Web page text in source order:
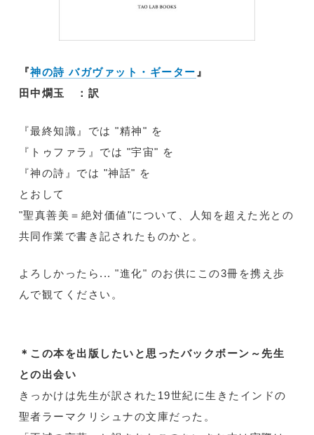
『神の詩 バガヴァット・ギーター 』
田中燗玉 ：訳
『最終知識』では "精神" を
『トゥファラ』では "宇宙" を
『神の詩』では "神話" を
とおして
"聖真善美＝絶対価値"について、人知を超えた光との
共同作業で書き記されたものかと。
よろしかったら... "進化" のお供にこの3冊を携え歩
んで観てください。
＊この本を出版したいと思ったバックボーン～先生
との出会い
きっかけは先生が訳された19世紀に生きたインドの
聖者ラーマクリシュナの文庫だった。